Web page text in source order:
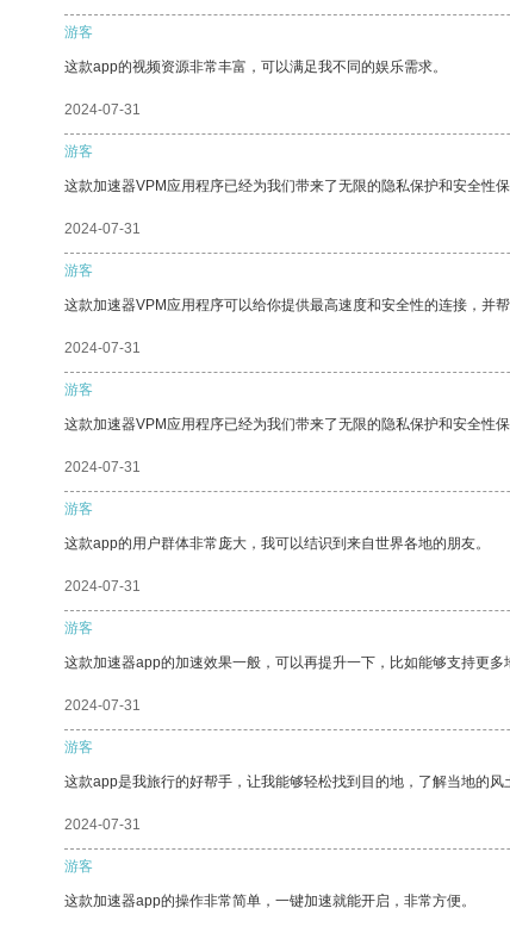
游客
这款app的视频资源非常丰富，可以满足我不同的娱乐需求。
2024-07-31
游客
这款加速器VPM应用程序已经为我们带来了无限的隐私保护和安全性保
2024-07-31
游客
这款加速器VPM应用程序可以给你提供最高速度和安全性的连接，并帮
2024-07-31
游客
这款加速器VPM应用程序已经为我们带来了无限的隐私保护和安全性保
2024-07-31
游客
这款app的用户群体非常庞大，我可以结识到来自世界各地的朋友。
2024-07-31
游客
这款加速器app的加速效果一般，可以再提升一下，比如能够支持更多
2024-07-31
游客
这款app是我旅行的好帮手，让我能够轻松找到目的地，了解当地的风
2024-07-31
游客
这款加速器app的操作非常简单，一键加速就能开启，非常方便。